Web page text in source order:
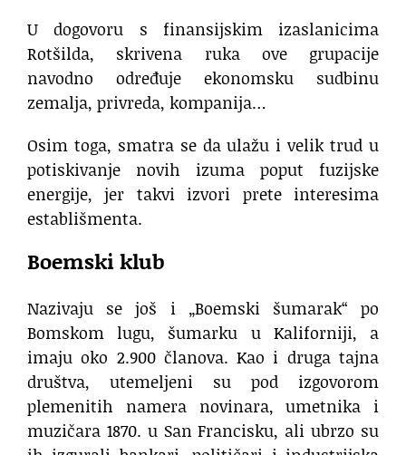
U dogovoru s finansijskim izaslanicima
Rotšilda, skrivena ruka ove grupacije
navodno određuje ekonomsku sudbinu
zemalja, privreda, kompanija…
Osim toga, smatra se da ulažu i velik trud u
potiskivanje novih izuma poput fuzijske
energije, jer takvi izvori prete interesima
establišmenta.
Boemski klub
Nazivaju se još i „Boemski šumarak“ po
Bomskom lugu, šumarku u Kaliforniji, a
imaju oko 2.900 članova. Kao i druga tajna
društva, utemeljeni su pod izgovorom
plemenitih namera novinara, umetnika i
muzičara 1870. u San Francisku, ali ubrzo su